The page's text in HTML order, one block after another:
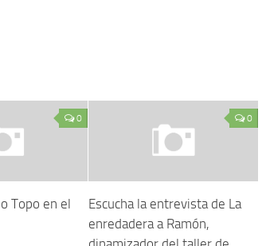
volumen.
0
Topo en el
0
Escucha la entrevista de La
enredadera a Ramón,